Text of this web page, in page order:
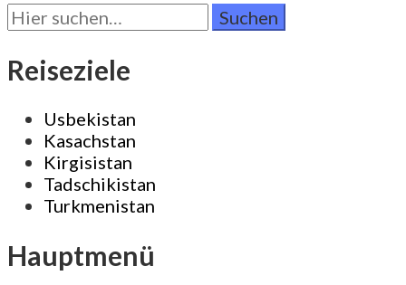
Suchen
Sie
nach:
Reiseziele
Usbekistan
Kasachstan
Kirgisistan
Tadschikistan
Turkmenistan
Hauptmenü